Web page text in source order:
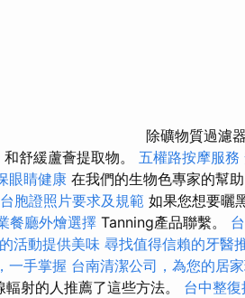
除礦物質過濾器
舒緩蘆薈提取物。 五權路按摩服務
眼睛健康 在我們的生物色專家的幫助
台胞證照片要求及規範 如果您想要曬
餐廳外燴選擇 Tanning產品聯繫。
活動提供美味 尋找值得信賴的牙醫
一手掌握 台南清潔公司，為您的居
射的人推薦了這些方法。 台中整復